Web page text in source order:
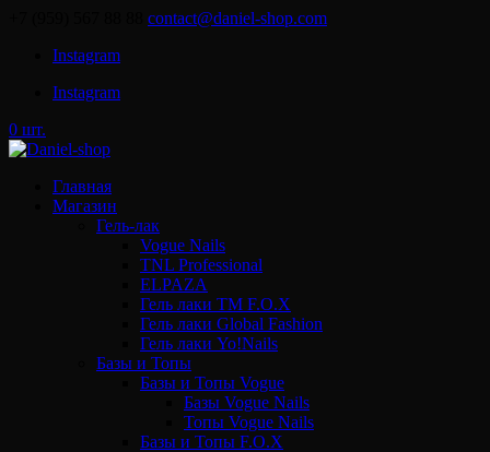
contact@daniel-shop.com
Instagram
Instagram
0 шт.
Главная
Магазин
Гель-лак
Vogue Nails
TNL Professional
ELPAZA
Гель лаки ТМ F.O.X
Гель лаки Global Fashion
Гель лаки Yo!Nails
Базы и Топы
Базы и Топы Vogue
Базы Vogue Nails
Топы Vogue Nails
Базы и Топы F.O.X